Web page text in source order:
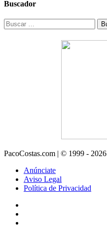
Buscador
Buscar:
PacoCostas.com | © 1999 - 2026
Anúnciate
Aviso Legal
Política de Privacidad